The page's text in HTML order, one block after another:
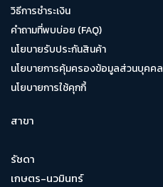
วิธีการชำระเงิน
คำถามที่พบบ่อย (FAQ)
นโยบายรับประกันสินค้า
นโยบายการคุ้มครองข้อมูลส่วนบุคคล
นโยบายการใช้คุกกี้
สาขา
รัชดา
เกษตร-นวมินทร์